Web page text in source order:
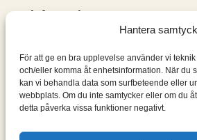
Hantera
För att ge en bra upplevelse använder vi
och/eller komma åt enhetsinformation. När du
kan vi behandla data som surfbeteende eller
webbplats. Om du inte samtycker eller om du
detta påverka vissa funktioner negativt.
Information
Om mig & om bloggen
S
ö
k